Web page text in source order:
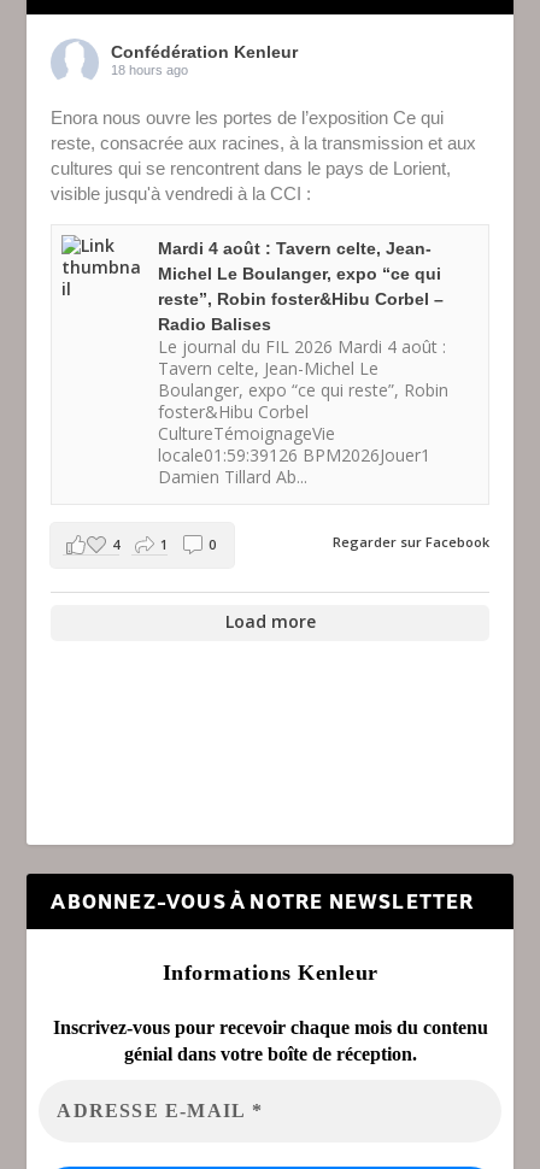
Confédération Kenleur
18 hours ago
Enora nous ouvre les portes de l’exposition Ce qui
reste, consacrée aux racines, à la transmission et aux
cultures qui se rencontrent dans le pays de Lorient,
visible jusqu'à vendredi à la CCI :
Mardi 4 août : Tavern celte, Jean-
Michel Le Boulanger, expo “ce qui
reste”, Robin foster&Hibu Corbel –
Radio Balises
Le journal du FIL 2026 Mardi 4 août :
Tavern celte, Jean-Michel Le
Boulanger, expo “ce qui reste”, Robin
foster&Hibu Corbel
CultureTémoignageVie
locale01:59:39126 BPM2026Jouer1
Damien Tillard Ab...
Regarder sur Facebook
4 1 0
Load more
ABONNEZ-VOUS À NOTRE NEWSLETTER
Informations Kenleur
Inscrivez-vous pour recevoir chaque mois du contenu
génial dans votre boîte de réception.